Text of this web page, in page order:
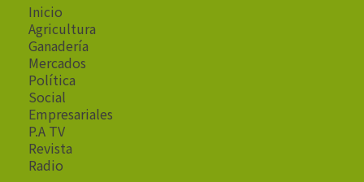
Inicio
Agricultura
Ganadería
Mercados
Política
Social
Empresariales
P.A TV
Revista
Radio